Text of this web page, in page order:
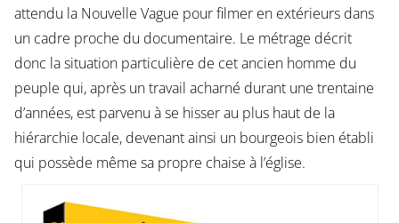
attendu la Nouvelle Vague pour filmer en extérieurs dans
un cadre proche du documentaire. Le métrage décrit
donc la situation particulière de cet ancien homme du
peuple qui, après un travail acharné durant une trentaine
d’années, est parvenu à se hisser au plus haut de la
hiérarchie locale, devenant ainsi un bourgeois bien établi
qui possède même sa propre chaise à l’église.